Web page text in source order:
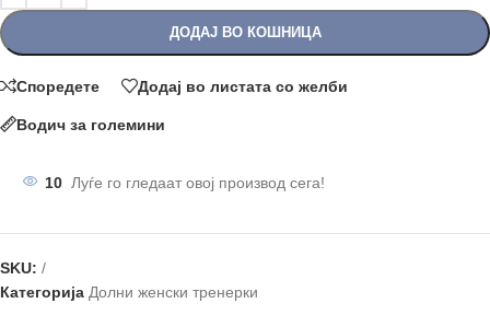
ДОДАЈ ВО КОШНИЦА
Споредете Додај во листата со желби
Водич за големини
10 Луѓе го гледаат овој производ сега!
SKU: /
Категорија Долни женски тренерки